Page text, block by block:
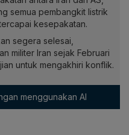
semua pembangkit listrik
kesepakatan.
segera selesai,
militer Iran sejak Februari
untuk mengakhiri konflik.
menggunakan AI